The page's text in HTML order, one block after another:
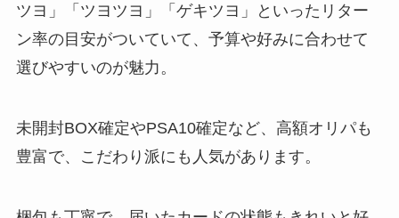
ツヨ」「ツヨツヨ」「ゲキツヨ」といったリター
ン率の目安がついていて、予算や好みに合わせて
選びやすいのが魅力。
未開封BOX確定やPSA10確定など、高額オリパも
豊富で、こだわり派にも人気があります。